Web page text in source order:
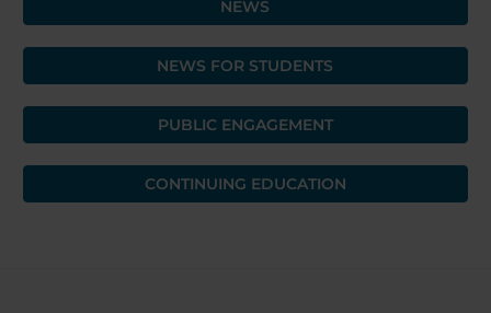
NEWS
NEWS FOR STUDENTS
PUBLIC ENGAGEMENT
CONTINUING EDUCATION